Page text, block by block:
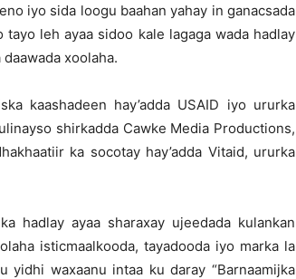
iyo sida loogu baahan yahay in ganacsada
leh ayaa sidoo kale lagaga wada hadlay
xoolaha.
kaashadeen hay’adda USAID iyo ururka
shirkadda Cawke Media Productions,
ka socotay hay’adda Vitaid, ururka
hadlay ayaa sharaxay ujeedada kulankan
isticmaalkooda, tayadooda iyo marka la
waxaanu intaa ku daray “Barnaamijka